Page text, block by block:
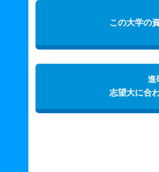
この大学の
進
志望大に合